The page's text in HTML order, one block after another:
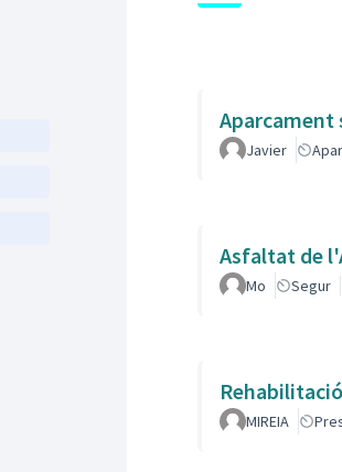
Aparcament
Javier
Asfaltat de
Mo Segur
MIREIA